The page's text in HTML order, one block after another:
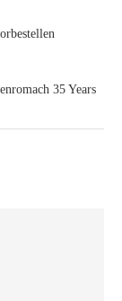
35 Years